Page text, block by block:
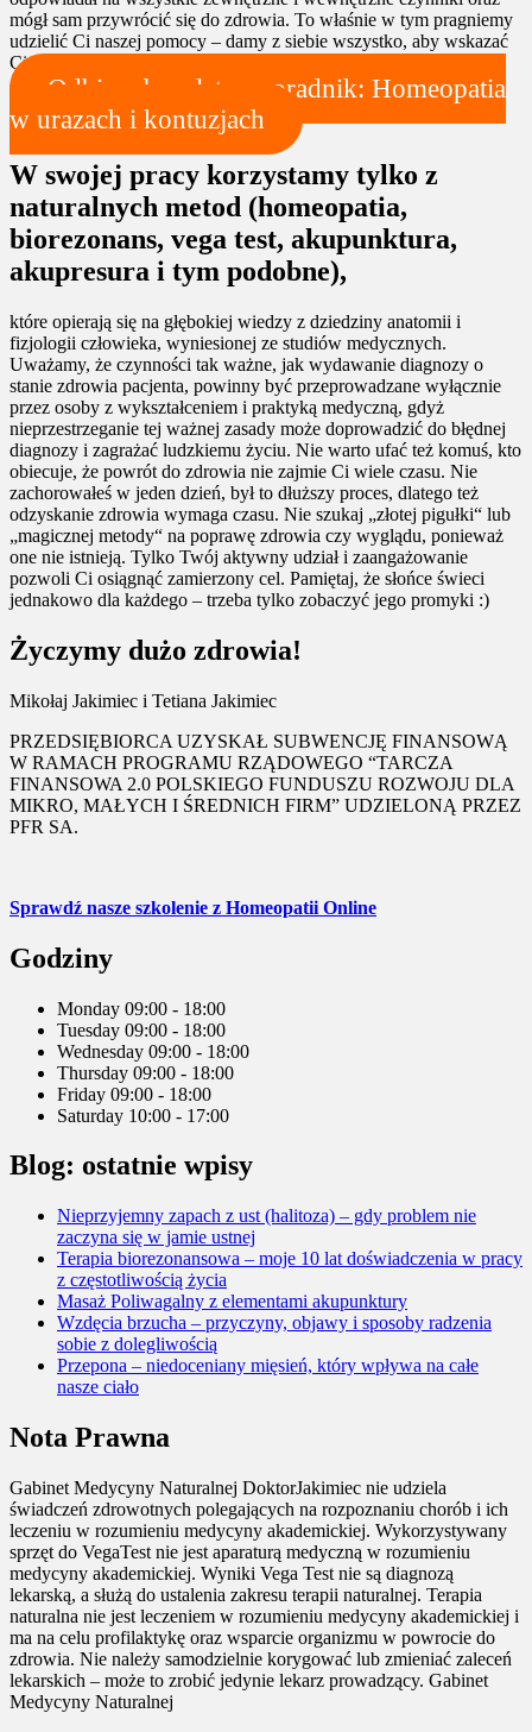
mógł sam przywrócić się do zdrowia. To właśnie w tym pragniemy
udzielić Ci naszej pomocy – damy z siebie wszystko, aby wskazać
Ci jak najkrótszą drogę do harmonii i bycia w pełni zdrowym.
Odbierz bezpłatny poradnik: Homeopatia
w urazach i kontuzjach
W swojej pracy korzystamy tylko z
naturalnych metod (homeopatia,
biorezonans, vega test, akupunktura,
akupresura i tym podobne),
które opierają się na głębokiej wiedzy z dziedziny anatomii i
fizjologii człowieka, wyniesionej ze studiów medycznych.
Uważamy, że czynności tak ważne, jak wydawanie diagnozy o
stanie zdrowia pacjenta, powinny być przeprowadzane wyłącznie
przez osoby z wykształceniem i praktyką medyczną, gdyż
nieprzestrzeganie tej ważnej zasady może doprowadzić do błędnej
diagnozy i zagrażać ludzkiemu życiu. Nie warto ufać też komuś, kto
obiecuje, że powrót do zdrowia nie zajmie Ci wiele czasu. Nie
zachorowałeś w jeden dzień, był to dłuższy proces, dlatego też
odzyskanie zdrowia wymaga czasu. Nie szukaj „złotej pigułki“ lub
„magicznej metody“ na poprawę zdrowia czy wyglądu, ponieważ
one nie istnieją. Tylko Twój aktywny udział i zaangażowanie
pozwoli Ci osiągnąć zamierzony cel. Pamiętaj, że słońce świeci
jednakowo dla każdego – trzeba tylko zobaczyć jego promyki :)
Życzymy dużo zdrowia!
Mikołaj Jakimiec i Tetiana Jakimiec
PRZEDSIĘBIORCA UZYSKAŁ SUBWENCJĘ FINANSOWĄ
W RAMACH PROGRAMU RZĄDOWEGO “TARCZA
FINANSOWA 2.0 POLSKIEGO FUNDUSZU ROZWOJU DLA
MIKRO, MAŁYCH I ŚREDNICH FIRM” UDZIELONĄ PRZEZ
PFR SA.
Sprawdź nasze szkolenie z Homeopatii Online
Godziny
Monday 09:00 - 18:00
Tuesday 09:00 - 18:00
Wednesday 09:00 - 18:00
Thursday 09:00 - 18:00
Friday 09:00 - 18:00
Saturday 10:00 - 17:00
Blog: ostatnie wpisy
Nieprzyjemny zapach z ust (halitoza) – gdy problem nie
zaczyna się w jamie ustnej
Terapia biorezonansowa – moje 10 lat doświadczenia w pracy
z częstotliwością życia
Masaż Poliwagalny z elementami akupunktury
Wzdęcia brzucha – przyczyny, objawy i sposoby radzenia
sobie z dolegliwością
Przepona – niedoceniany mięsień, który wpływa na całe
nasze ciało
Nota Prawna
Gabinet Medycyny Naturalnej DoktorJakimiec nie udziela
świadczeń zdrowotnych polegających na rozpoznaniu chorób i ich
leczeniu w rozumieniu medycyny akademickiej. Wykorzystywany
sprzęt do VegaTest nie jest aparaturą medyczną w rozumieniu
medycyny akademickiej. Wyniki Vega Test nie są diagnozą
lekarską, a służą do ustalenia zakresu terapii naturalnej. Terapia
naturalna nie jest leczeniem w rozumieniu medycyny akademickiej i
ma na celu profilaktykę oraz wsparcie organizmu w powrocie do
zdrowia. Nie należy samodzielnie korygować lub zmieniać zaleceń
lekarskich – może to zrobić jedynie lekarz prowadzący. Gabinet
Medycyny Naturalnej